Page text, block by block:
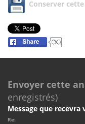
Conserver
Envoyer cette
enregistrés)
Message que recevra
Re: